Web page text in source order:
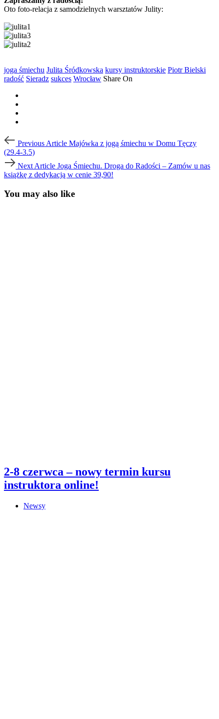
Oto foto-relacja z samodzielnych warsztatów Julity:
joga śmiechu Julita Śródkowska kursy instruktorskie Piotr Bielski
radość Sieradz sukces Wrocław Share On
Post
navigation
Article
Previous Article Majówka z jogą śmiechu w Domu Tęczy
(29.4-3.5)
Article
Next Article Joga Śmiechu. Droga do Radości – Zamów u nas
książkę z dedykacją w cenie 39,90!
You may also like
2-8 czerwca – nowy termin kursu
instruktora online!
Newsy